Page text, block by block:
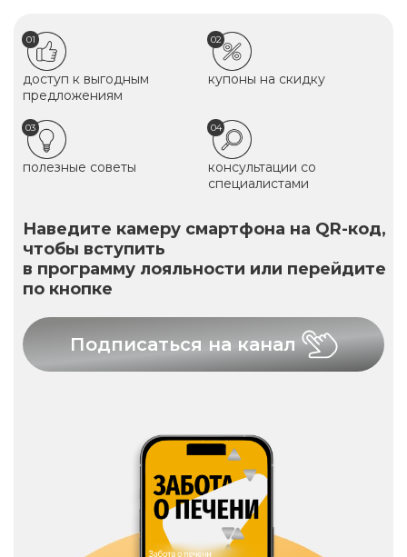
01
доступ к выгодным
предложениям
02
купоны на скидку
03
полезные советы
04
консультации со
специалистами
Наведите камеру смартфона на QR-код,
чтобы вступить
в программу лояльности или перейдите
по кнопке
Подписаться на канал